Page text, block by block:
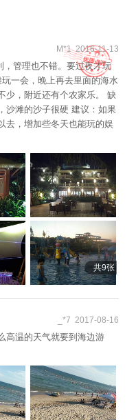
M*1 2016-11-13
管理也不错。要过夜才玩
一会，晚上再去里面的海水
少，附近还有个农家乐。 缺
沙滩的沙子很硬 建议：如果
去，增加些冬天也能玩的娱
共9张
_*7 2017-08-16
高温的天气就要到海边游